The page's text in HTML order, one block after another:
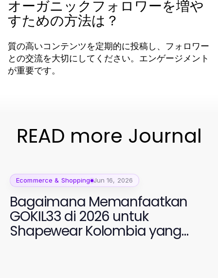
オーガニックフォロワーを増や
すための方法は？
質の高いコンテンツを定期的に投稿し、フォロワー
との交流を大切にしてください。エンゲージメント
が重要です。
READ more Journal
Ecommerce & Shopping Jun 16, 2026
Bagaimana Memanfaatkan
GOKIL33 di 2026 untuk
Shapewear Kolombia yang
Efektif